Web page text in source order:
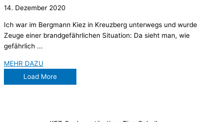
14. Dezember 2020
Ich war im Bergmann Kiez in Kreuzberg unterwegs und wurde
Zeuge einer brandgefährlichen Situation: Da sieht man, wie
gefährlich ...
MEHR DAZU
Load More